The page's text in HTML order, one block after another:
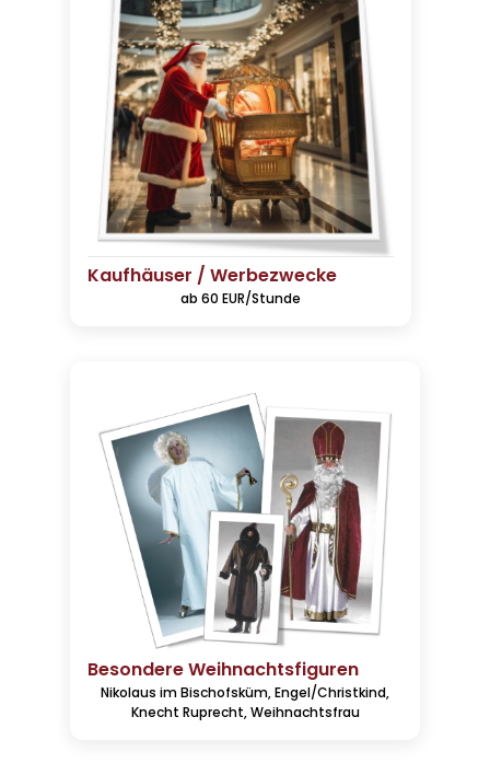
Kaufhäuser / Werbezwecke
ab 60 EUR/Stunde
Besondere Weihnachtsfiguren
Nikolaus im Bischofsküm, Engel/Christkind,
Knecht Ruprecht, Weihnachtsfrau